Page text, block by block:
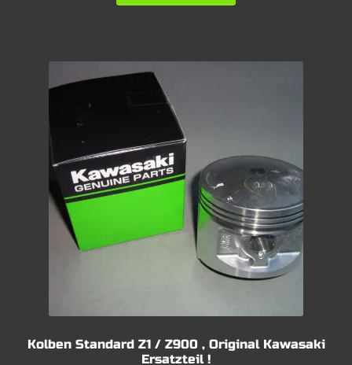
Kolben Standard Z1 / Z900 , Original Kawasaki
Ersatzteil !